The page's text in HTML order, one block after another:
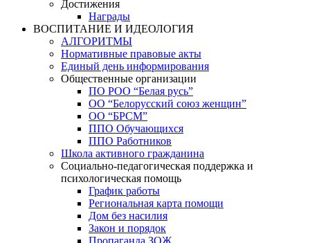
Достижения
Награды
ВОСПИТАНИЕ И ИДЕОЛОГИЯ
АЛГОРИТМЫ
Нормативные правовые акты
Единый день информирования
Общественные организации
ПО РОО “Белая русь”
ОО “Белорусский союз женщин”
ОО “БРСМ”
ППО Обучающихся
ППО Работников
Школа активного гражданина
Социально-педагогическая поддержка и
психологическая помощь
График работы
Региональная карта помощи
Дом без насилия
Закон и порядок
Пропаганда ЗОЖ